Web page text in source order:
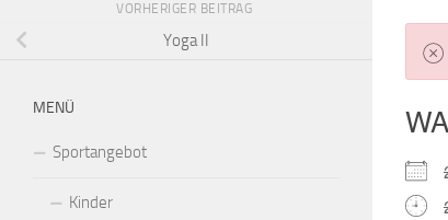
VORHERIGER BEITRAG
Yoga II
MENÜ
Sportangebot
Kinder